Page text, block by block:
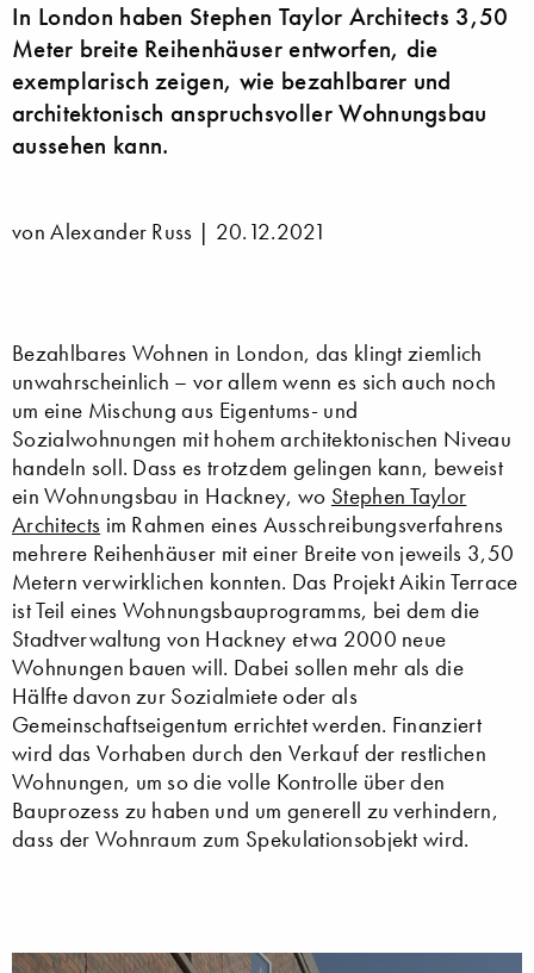
In London haben Stephen Taylor Architects 3,50
Meter breite Reihenhäuser entworfen, die
exemplarisch zeigen, wie bezahlbarer und
architektonisch anspruchsvoller Wohnungsbau
aussehen kann.
von Alexander Russ | 20.12.2021
Bezahlbares Wohnen in London, das klingt ziemlich
unwahrscheinlich – vor allem wenn es sich auch noch
um eine Mischung aus Eigentums- und
Sozialwohnungen mit hohem architektonischen Niveau
handeln soll. Dass es trotzdem gelingen kann, beweist
ein Wohnungsbau in Hackney, wo Stephen Taylor
Architects im Rahmen eines Ausschreibungsverfahrens
mehrere Reihenhäuser mit einer Breite von jeweils 3,50
Metern verwirklichen konnten. Das Projekt Aikin Terrace
ist Teil eines Wohnungsbauprogramms, bei dem die
Stadtverwaltung von Hackney etwa 2000 neue
Wohnungen bauen will. Dabei sollen mehr als die
Hälfte davon zur Sozialmiete oder als
Gemeinschaftseigentum errichtet werden. Finanziert
wird das Vorhaben durch den Verkauf der restlichen
Wohnungen, um so die volle Kontrolle über den
Bauprozess zu haben und um generell zu verhindern,
dass der Wohnraum zum Spekulationsobjekt wird.